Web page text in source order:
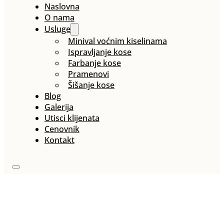
Naslovna
O nama
Usluge
Minival voćnim kiselinama
Ispravljanje kose
Farbanje kose
Pramenovi
Šišanje kose
Blog
Galerija
Utisci klijenata
Cenovnik
Kontakt